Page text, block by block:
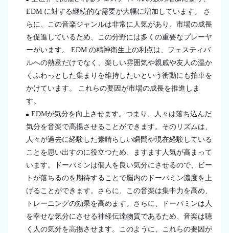
EDM に対する継続的な需要が大幅に増加しています。 さ
らに、この音楽ジャンルは非常に人気があり、市場の成長
を促進しているため、この分野には多くの重要なプレーヤ
ーがいます。 EDM の精神衛生上の利点は、フェスティバ
ルへの熱意だけでなく、楽しい雰囲気や親戚や友人の温か
くふわっとした集まりを維持したいという衝動にも拍車を
かけています。 これらの要因が市場の成長を推進しま
す。
EDMが気分を向上させます。つまり、人々は落ち込んだ
気分を音楽で高揚させることができます。そのリズムは、
人々が過去に経験した素晴らしい瞬間や現在経験している
ことを思い出すのに役立つため、ますます人気が高まって
います。ドーパミンは個人を良い気分にさせるので、ビー
トが落ちるのを期待することで脳内のドーパミン濃度を上
げることができます。さらに、この音楽は集中力を高め、
トレーニングの効果を高めます。さらに、ドーパミンは人
を幸せな気分にさせる神経伝達物質であるため、音楽は聴
く人の気分を高揚させます。このように、これらの要因が